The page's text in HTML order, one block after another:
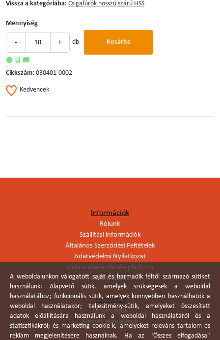
Vissza a kategóriába: Csigafúrók hosszú szárú HSS
Mennyiség
- + db Kosárba
🟢 🛒 🚚
Cikkszám: 030401-0002
Kedvencek
Információk
Rólunk
Szállítási információk
Általános Szerződési Feltételek
Adatvédelmi Nyilatkozat
Online vitarendezési platform
Online elállás
Termékek
Újdonságok
Kiemelt ajánlataink
A weboldalunkon válogatott saját és harmadik féltől származó sütiket
használunk: Alapvető sütik, amelyek szükségesek a weboldal
használatához; funkcionális sütik, amelyek könnyebben használhatók a
weboldal használatakor; teljesítmény-sütik, amelyeket összesített
adatok előállítására használunk a weboldal használatáról és a
statisztikákról; és marketing cookie-k, amelyeket releváns tartalom és
reklám megjelenítésére használnak. Ha az "Összes elfogadása"